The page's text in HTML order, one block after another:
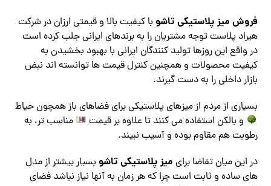
فروش میز پلاستیکی تاشو با کیفیت بالا و قیمتی ارزان در شرکت
هیراد پلاست توجه مشتریان را به برندهای ایرانی جلب کرده است
در واقع این روزها تولید کنندگان ایرانی با بهبود بخشیدن به
کیفیت محصولات و همچنین کنترل قیمت ها توانسته اند نبض
بازار داخلی را به دست گیرند.
بسیاری از مردم از میزهای پلاستیکی برای فضاهای باز همچون حیاط
و بالکن استفاده می کنند تا علاوه بر قیمت
مناسب تر، به
رطوبت هم مقاوم بوده و آسیب نبیند.
در این میان تقاضا برای میز پلاستیکی تاشو بسیار بیشتر از مدل
های ساده و ثابت است چرا که هر زمان به آنها نیاز نباشد فضای